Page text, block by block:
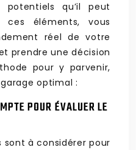
qu’il peut
ces éléments, vous
réel de votre
prendre une décision
pour y parvenir,
optimal :
POUR ÉVALUER LE
sont à considérer pour